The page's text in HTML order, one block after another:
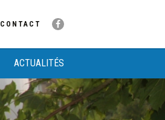
CONTACT
ACTUALITÉS